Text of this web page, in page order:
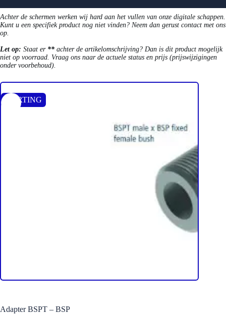
Achter de schermen werken wij hard aan het vullen van onze digitale schappen.
Kunt u een specifiek product nog niet vinden? Neem dan gerust contact met ons
op.
Let op: Staat er ** achter de artikelomschrijving? Dan is dit product mogelijk
niet op voorraad. Vraag ons naar de actuele status en prijs (prijswijzigingen
onder voorbehoud).
KORTING
Adapter BSPT – BSP